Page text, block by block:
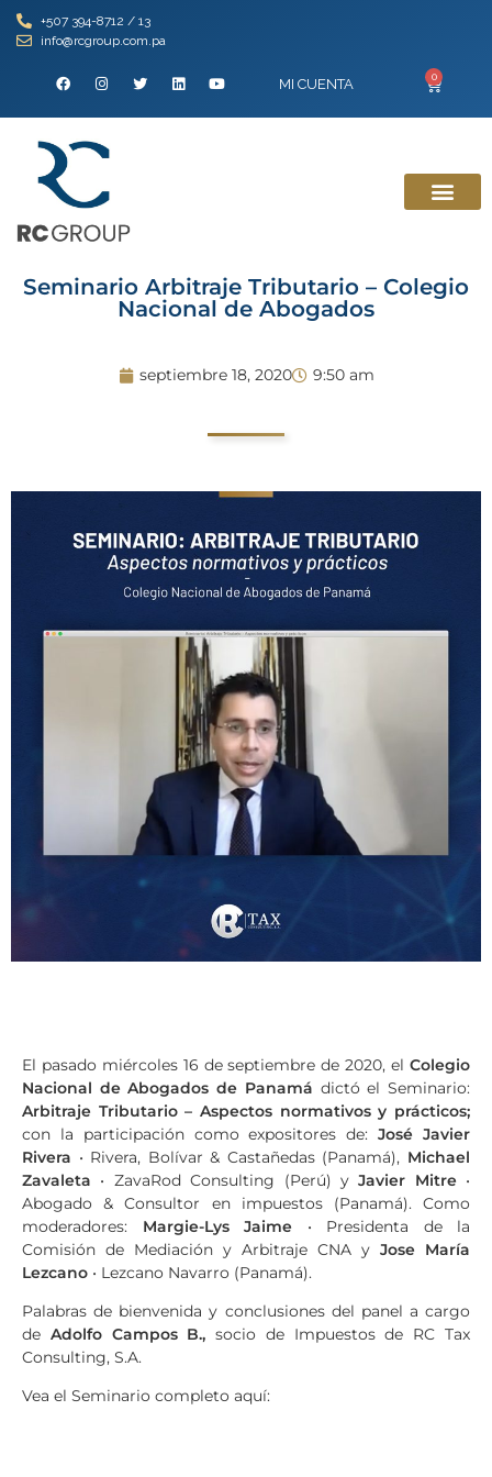
+507 394-8712 / 13
info@rcgroup.com.pa
MI CUENTA 0
Seminario Arbitraje Tributario – Colegio
Nacional de Abogados
septiembre 18, 2020 9:50 am
El pasado miércoles 16 de septiembre de 2020, el Colegio
Nacional de Abogados de Panamá dictó el Seminario:
Arbitraje Tributario – Aspectos normativos y prácticos;
con la participación como expositores de: José Javier
Rivera • Rivera, Bolívar & Castañedas (Panamá), Michael
Zavaleta • ZavaRod Consulting (Perú) yJavier Mitre•
Abogado & Consultor en impuestos (Panamá). Como
moderadores: Margie-Lys Jaime • Presidenta de la
Comisión de Mediación y Arbitraje CNA y Jose María
Lezcano • Lezcano Navarro (Panamá).
Palabras de bienvenida y conclusiones del panel a cargo
de Adolfo Campos B., socio de Impuestos de RC Tax
Consulting, S.A.
Vea el Seminario completo aquí: